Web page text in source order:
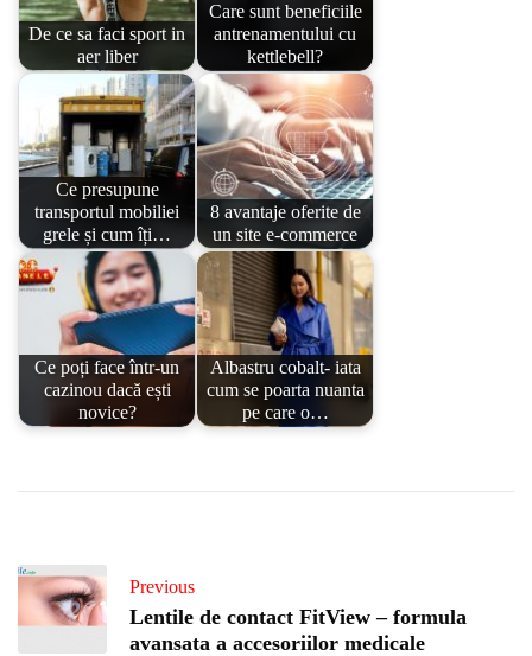
De ce sa faci sport in
aer liber
Care sunt beneficiile
antrenamentului cu
kettlebell?
Ce presupune
transportul mobiliei
grele și cum îți…
8 avantaje oferite de
un site e-commerce
Ce poți face într-un
cazinou dacă ești
novice?
Albastru cobalt- iata
cum se poarta nuanta
pe care o…
Previous
Lentile de contact FitView – formula
avansata a accesoriilor medicale